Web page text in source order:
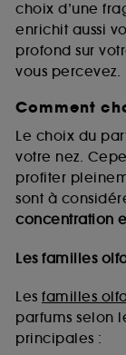
choix d’une
enrichit aussi
profond sur
vous percevez.
Comment
Le choix du
votre nez.
profiter
sont à
concentration
Les familles
Les familles
parfums selon
principales :
compte
sans
passe.
A l'exception
lecture de
pouvez
de ces
choix" ci-
Sephora
navigation
collectées ou
sur
moment
souhaitez
utilisés,